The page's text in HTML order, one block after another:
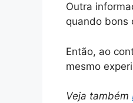
Outra
quando bons
Então, ao
mesmo
Veja também